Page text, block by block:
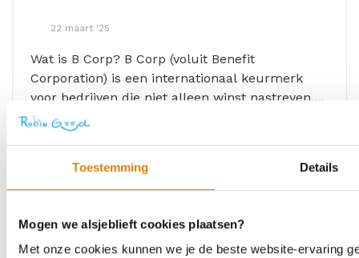
Toestemming Details
Mogen we alsjeblieft cookies plaatsen?
Met onze cookies kunnen we je de beste website-ervaring
22 maart '25
Wat is B Corp? B Corp (voluit Benefit
Corporation) is een internationaal keurmerk
voor bedrijven die niet alleen winst nastreven,...
Verder lezen
Wat is VSME?